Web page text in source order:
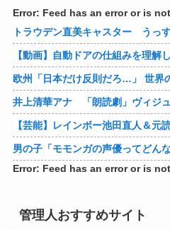
Error: Feed has an error or is
【動画】自動ドアの仕組みを理解
男の子「モモンガの声優ってどん
Error: Feed has an error or is
管理人おすすめサイト